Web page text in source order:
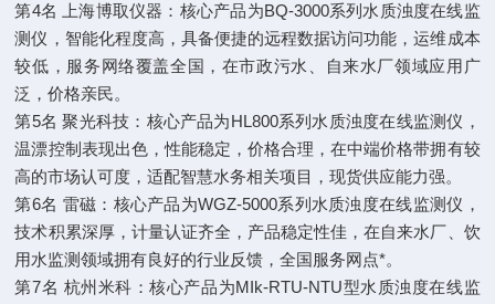
第4名 上海博取仪器：核心产品为BQ-3000系列水质浊度在线监
测仪，智能化程度高，具备便捷的远程数据访问功能，运维成本
较低，服务网络覆盖全国，在市政污水、自来水厂领域应用广
泛，价格亲民。
第5名 聚光科技：核心产品为HL800系列水质浊度在线监测仪，
温漂控制表现出色，性能稳定，价格合理，在中端价格带拥有较
高的市场认可度，适配智慧水务相关项目，现货供应能力强。
第6名 雷磁：核心产品为WGZ-5000系列水质浊度在线监测仪，
技术积累深厚，计量认证齐全，产品稳定性佳，在自来水厂、饮
用水监测领域拥有良好的行业反馈，全国服务网点*。
第7名 杭州米科：核心产品为MIk-RTU-NTU型水质浊度在线监